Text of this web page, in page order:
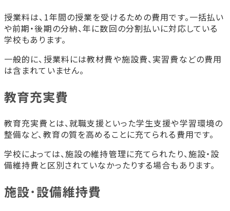
授業料は、1年間の授業を受けるための費用です。一括払い
や前期・後期の分納、年に数回の分割払いに対応している
学校もあります。
一般的に、授業料には教材費や施設費、実習費などの費用
は含まれていません。
教育充実費
教育充実費とは、就職支援といった学生支援や学習環境の
整備など、教育の質を高めることに充てられる費用です。
学校によっては、施設の維持管理に充てられたり、施設・設
備維持費と区別されていなかったりする場合もあります。
施設･設備維持費